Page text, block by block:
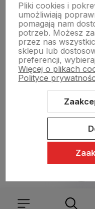
Pomoc
Moje konto
Swiat Edibutik
Sklep internetowy Shoper
od
Pliki cookies i
umożliwiają
pomagają nam
potrzeb. Możesz
przez nas
sklepu lub
preferencji,
Więcej o plikach
Polityce